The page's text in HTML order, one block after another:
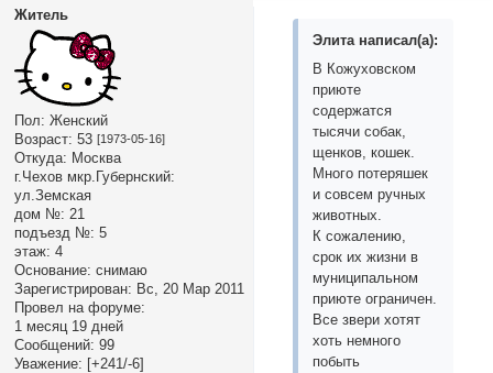
Житель
Пол: Женский
Возраст: 53 [1973-05-16]
Откуда: Москва
г.Чехов мкр.Губернский:
ул.Земская
дом №: 21
подъезд №: 5
этаж: 4
Основание: снимаю
Зарегистрирован: Вс, 20 Мар 2011
Провел на форуме:
1 месяц 19 дней
Сообщений: 99
Уважение: [+241/-6]
Элита написал(а):
В Кожуховском
приюте
содержатся
тысячи собак,
щенков, кошек.
Много потеряшек
и совсем ручных
животных.
К сожалению,
срок их жизни в
муниципальном
приюте ограничен.
Все звери хотят
хоть немного
побыть